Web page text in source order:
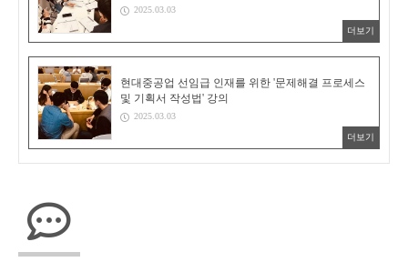
2025.03.03
더보기
현대중공업 선임급 인재를 위한 '문제해결 프로세스
및 기획서 작성법' 강의
2025.03.03
더보기